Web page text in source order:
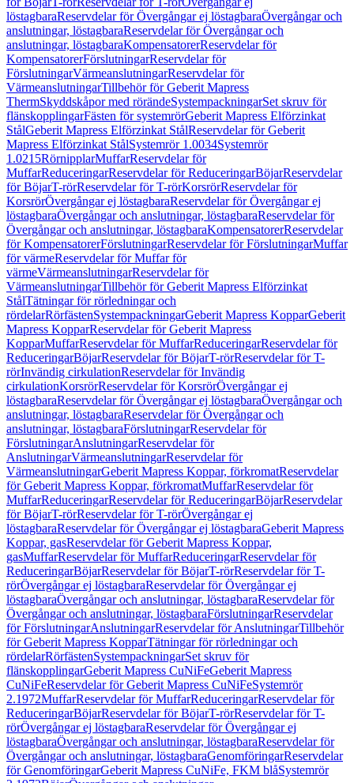
löstagbaraReservdelar för Övergångar ej löstagbaraÖvergångar och
anslutningar, löstagbaraReservdelar för Övergångar och
anslutningar, löstagbaraKompensatorerReservdelar för
KompensatorerFörslutningarReservdelar för
FörslutningarVärmeanslutningarReservdelar för
VärmeanslutningarTillbehör för Geberit Mapress
ThermSkyddskåpor med rörändeSystempackningarSet skruv för
flänskopplingarFästen för systemrörGeberit Mapress Elförzinkat
StålGeberit Mapress Elförzinkat StålReservdelar för Geberit
Mapress Elförzinkat StålSystemrör 1.0034Systemrör
1.0215RörnipplarMuffarReservdelar för
MuffarReduceringarReservdelar för ReduceringarBöjarReservdelar
för BöjarT-rörReservdelar för T-rörKorsrörReservdelar för
KorsrörÖvergångar ej löstagbaraReservdelar för Övergångar ej
löstagbaraÖvergångar och anslutningar, löstagbaraReservdelar för
Övergångar och anslutningar, löstagbaraKompensatorerReservdelar
för KompensatorerFörslutningarReservdelar för FörslutningarMuffar
för värmeReservdelar för Muffar för
värmeVärmeanslutningarReservdelar för
VärmeanslutningarTillbehör för Geberit Mapress Elförzinkat
StålTätningar för rörledningar och
rördelarRörfästenSystempackningarGeberit Mapress KopparGeberit
Mapress KopparReservdelar för Geberit Mapress
KopparMuffarReservdelar för MuffarReduceringarReservdelar för
ReduceringarBöjarReservdelar för BöjarT-rörReservdelar för T-
rörInvändig cirkulationReservdelar för Invändig
cirkulationKorsrörReservdelar för KorsrörÖvergångar ej
löstagbaraReservdelar för Övergångar ej löstagbaraÖvergångar och
anslutningar, löstagbaraReservdelar för Övergångar och
anslutningar, löstagbaraFörslutningarReservdelar för
FörslutningarAnslutningarReservdelar för
AnslutningarVärmeanslutningarReservdelar för
VärmeanslutningarGeberit Mapress Koppar, förkromatReservdelar
för Geberit Mapress Koppar, förkromatMuffarReservdelar för
MuffarReduceringarReservdelar för ReduceringarBöjarReservdelar
för BöjarT-rörReservdelar för T-rörÖvergångar ej
löstagbaraReservdelar för Övergångar ej löstagbaraGeberit Mapress
Koppar, gasReservdelar för Geberit Mapress Koppar,
gasMuffarReservdelar för MuffarReduceringarReservdelar för
ReduceringarBöjarReservdelar för BöjarT-rörReservdelar för T-
rörÖvergångar ej löstagbaraReservdelar för Övergångar ej
löstagbaraÖvergångar och anslutningar, löstagbaraReservdelar för
Övergångar och anslutningar, löstagbaraFörslutningarReservdelar
för FörslutningarAnslutningarReservdelar för AnslutningarTillbehör
för Geberit Mapress KopparTätningar för rörledningar och
rördelarRörfästenSystempackningarSet skruv för
flänskopplingarGeberit Mapress CuNiFeGeberit Mapress
CuNiFeReservdelar för Geberit Mapress CuNiFeSystemrör
2.1972MuffarReservdelar för MuffarReduceringarReservdelar för
ReduceringarBöjarReservdelar för BöjarT-rörReservdelar för T-
rörÖvergångar ej löstagbaraReservdelar för Övergångar ej
löstagbaraÖvergångar och anslutningar, löstagbaraReservdelar för
Övergångar och anslutningar, löstagbaraGenomföringarReservdelar
för GenomföringarGeberit Mapress CuNiFe, FKM blåSystemrör